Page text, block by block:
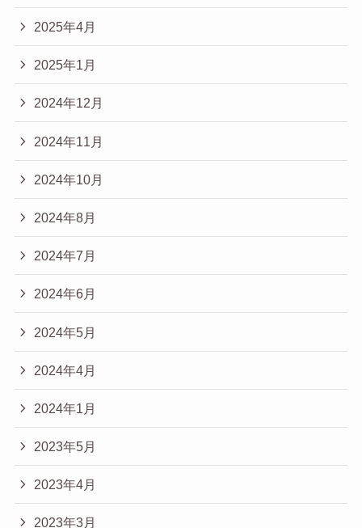
2025年4月
2025年1月
2024年12月
2024年11月
2024年10月
2024年8月
2024年7月
2024年6月
2024年5月
2024年4月
2024年1月
2023年5月
2023年4月
2023年3月